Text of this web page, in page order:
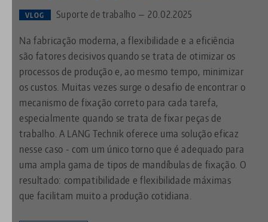
VLOG Suporte de trabalho — 20.02.2025
Na fabricação moderna, a flexibilidade e a eficiência
são fatores decisivos quando se trata de otimizar os
processos de produção e, ao mesmo tempo, minimizar
os custos. Muitas vezes surge o desafio de encontrar o
mecanismo de fixação correto para cada tarefa,
especialmente quando se trata de fixar peças de
trabalho. A LANG Technik oferece uma solução eficaz
nesse caso - com um único torno que é adequado para
uma ampla gama de tipos de mandíbulas de fixação. O
resultado: compatibilidade e flexibilidade máximas
que facilitam muito a produção cotidiana.